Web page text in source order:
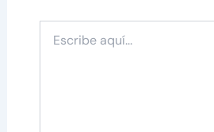
aquí...